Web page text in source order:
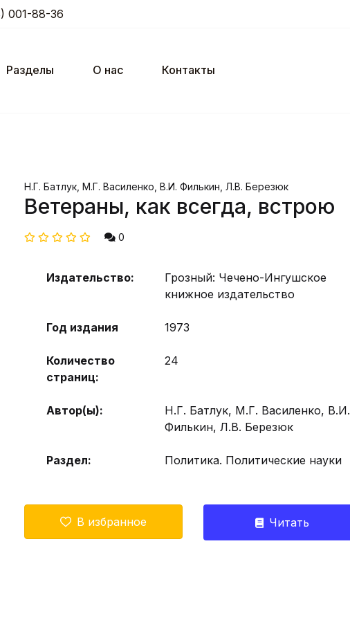
001-88-36
Разделы О нас
Контакты
Н.Г. Батлук, М.Г. Василенко, В.И. Филькин, Л.В. Березюк
Ветераны, как всегда, встрою
0
Издательство:
Грозный: Чечено-Ингушское
книжное издательство
Год издания 1973
Количество
страниц:
24
Автор(ы):
Н.Г. Батлук, М.Г. Василенко, В.И.
Филькин, Л.В. Березюк
Раздел: Политика. Политические науки
В избранное Читать